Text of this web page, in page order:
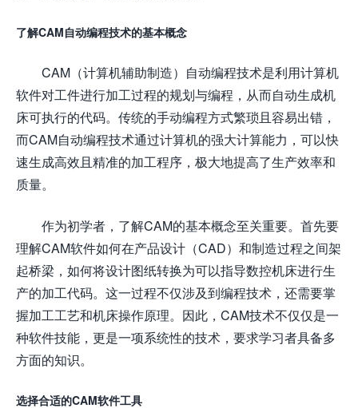
了解CAM自动编程技术的基本概念
CAM（计算机辅助制造）自动编程技术是利用计算机
软件对工件进行加工过程的规划与编程，从而自动生成机
床可执行的代码。传统的手动编程方式繁琐且容易出错，
而CAM自动编程技术通过计算机的强大计算能力，可以快
速生成高效且精准的加工程序，极大地提高了生产效率和
质量。
作为初学者，了解CAM的基本概念至关重要。首先要
理解CAM软件如何在产品设计（CAD）和制造过程之间架
起桥梁，如何将设计图纸转换为可以指导数控机床进行生
产的加工代码。这一过程不仅涉及到编程技术，还需要掌
握加工工艺和机床操作原理。因此，CAM技术不仅仅是一
种软件技能，更是一项系统性的技术，要求学习者具备多
方面的知识。
选择合适的CAM软件工具